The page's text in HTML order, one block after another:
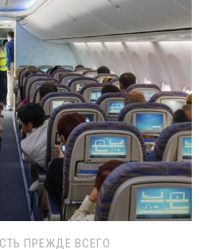
ПРЕЖДЕ ВСЕГО